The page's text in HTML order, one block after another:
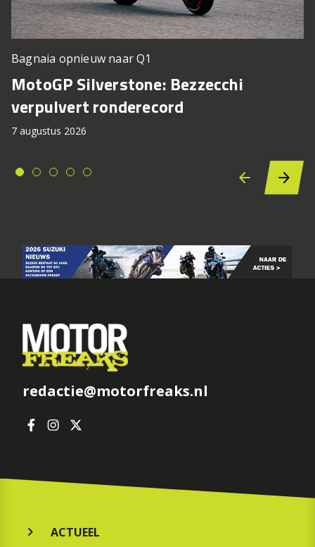
Bagnaia opnieuw naar Q1
MotoGP Silverstone: Bezzecchi
verpulvert ronderecord
7 augustus 2026
redactie@motorfreaks.nl
ACTUEEL